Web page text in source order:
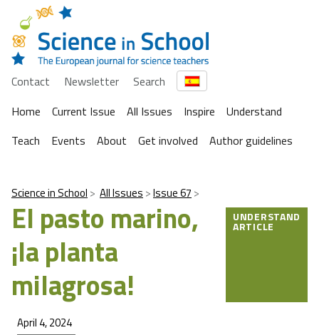
Contact Newsletter
Search
Home
Current Issue All Issues Inspire
Understand
Teach
Events About Get involved Author guidelines
Science in School All Issues Issue 67
El pasto marino,
¡la planta
milagrosa!
UNDERSTAND
ARTICLE
April 4, 2024